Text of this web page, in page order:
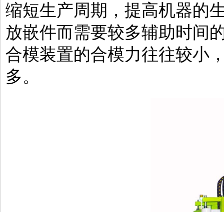
缩短生产周期，提高机器的
放嵌件而需要较多辅助时间
合模装置的合模力往往较小
多。